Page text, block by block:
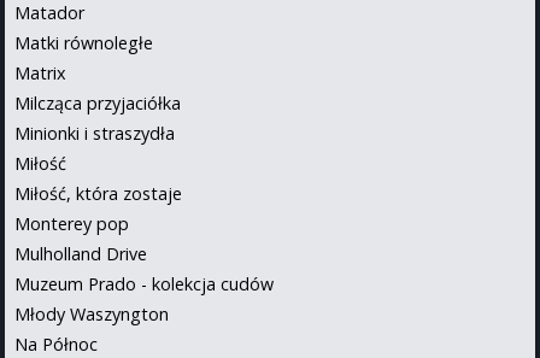
Matador
Matki równoległe
Matrix
Milcząca przyjaciółka
Minionki i straszydła
Miłość
Miłość, która zostaje
Monterey pop
Mulholland Drive
Muzeum Prado - kolekcja cudów
Młody Waszyngton
Na Północ